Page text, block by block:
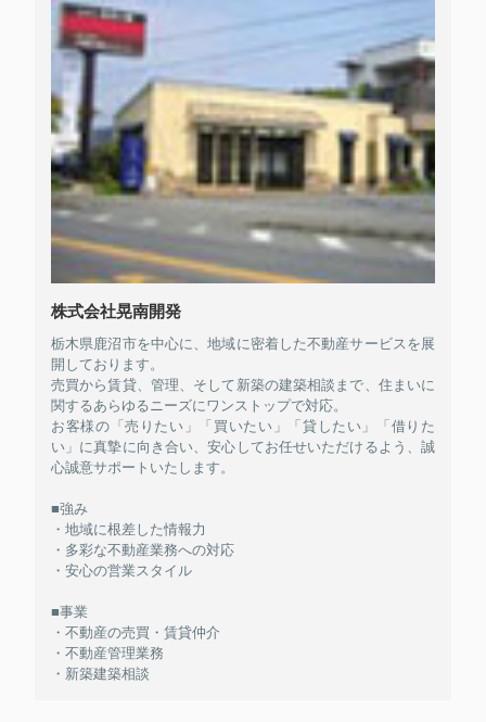
株式会社晃南開発
栃木県鹿沼市を中心に、地域に密着した不動産サービスを展
開しております。
売買から賃貸、管理、そして新築の建築相談まで、住まいに
関するあらゆるニーズにワンストップで対応。
お客様の「売りたい」「買いたい」「貸したい」「借りた
い」に真摯に向き合い、安心してお任せいただけるよう、誠
心誠意サポートいたします。
■強み
・地域に根差した情報力
・多彩な不動産業務への対応
・安心の営業スタイル
■事業
・不動産の売買・賃貸仲介
・不動産管理業務
・新築建築相談